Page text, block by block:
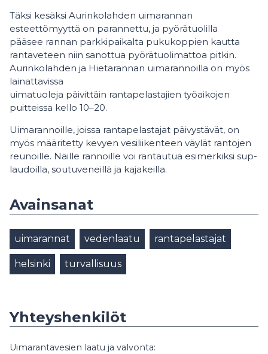
Täksi kesäksi Aurinkolahden uimarannan
esteettömyyttä on parannettu, ja pyörätuolilla
pääsee rannan parkkipaikalta pukukoppien kautta
rantaveteen niin sanottua pyörätuolimattoa pitkin.
Aurinkolahden ja Hietarannan uimarannoilla on myös
lainattavissa
uimatuoleja päivittäin rantapelastajien työaikojen
puitteissa kello 10–20.
Uimarannoille, joissa rantapelastajat päivystävät, on
myös määritetty kevyen vesiliikenteen väylät rantojen
reunoille. Näille rannoille voi rantautua esimerkiksi sup-
laudoilla, soutuveneillä ja kajakeilla.
Avainsanat
uimarannat vedenlaatu rantapelastajat
helsinki turvallisuus
Yhteyshenkilöt
Uimarantavesien laatu ja valvonta: